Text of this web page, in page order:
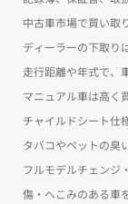
中古車市場で買い取
ディーラーの下取り
走行距離や年式で、
マニュアル車は高く
チャイルドシート仕
タバコやペットの臭
フルモデルチェンジ
傷・へこみのある車